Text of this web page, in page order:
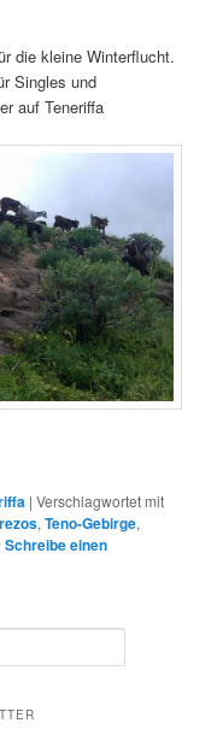
die kleine Winterflucht.
Singles und
auf Teneriffa
|Verschlagwortet mit
,Teno-Gebirge,
|Schreibe einen